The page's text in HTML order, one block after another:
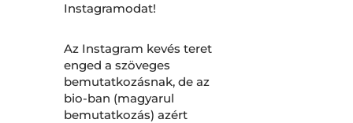
Instagramodat!
Az Instagram kevés teret
enged a szöveges
bemutatkozásnak, de az
bio-ban (magyarul
bemutatkozás) azért